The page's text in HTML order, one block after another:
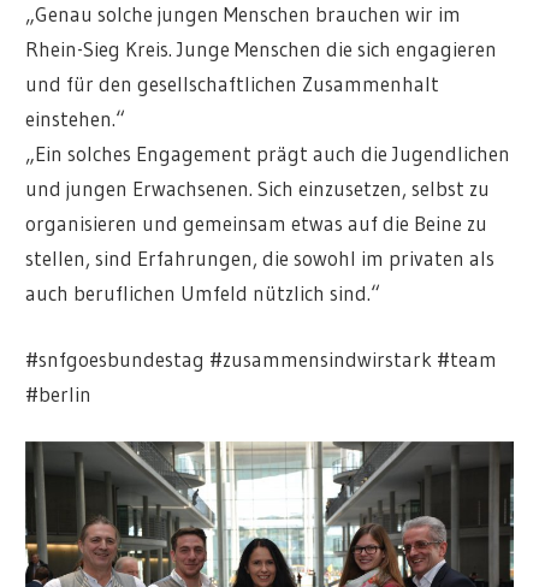
„Genau solche jungen Menschen brauchen wir im
Rhein-Sieg Kreis. Junge Menschen die sich engagieren
und für den gesellschaftlichen Zusammenhalt
einstehen.“
„Ein solches Engagement prägt auch die Jugendlichen
und jungen Erwachsenen. Sich einzusetzen, selbst zu
organisieren und gemeinsam etwas auf die Beine zu
stellen, sind Erfahrungen, die sowohl im privaten als
auch beruflichen Umfeld nützlich sind.“
#snfgoesbundestag #zusammensindwirstark #team
#berlin